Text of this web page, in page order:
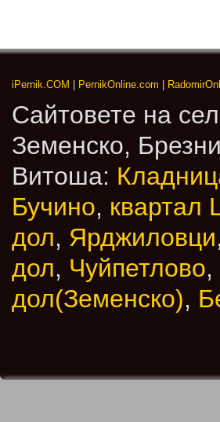
iPernik.COM | PernikOnline.com |
Сайтовете на
Земенско,
Витоша:
Бучино, квартал
дол, Ярджиловци,
дол, Чуйпетлово,
дол(Земенско),